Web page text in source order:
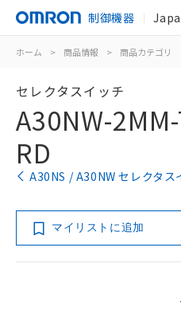
制御機器
ホーム > 商品情報 > 商品カテゴリ
セレクタスイッチ
A30NW-
RD
A30NS / A30NW セレクタス
マイリストに追加